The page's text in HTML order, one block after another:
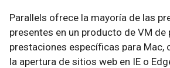
Parallels ofrece la mayoría de las
presentes en un producto de VM de
prestaciones específicas para Mac,
la apertura de sitios web en IE o